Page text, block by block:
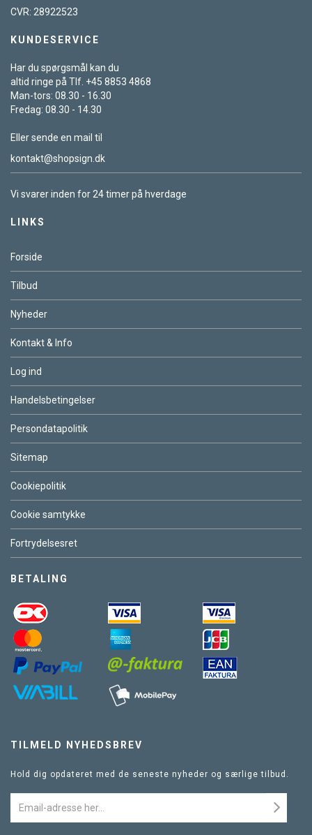
CVR: 28922523
KUNDESERVICE
Har du spørgsmål kan du
altid ringe på Tlf. +45 8853 4868
Man-tors: 08.30 - 16.30
Fredag: 08.30 - 14.30
Eller sende en mail til
kontakt@shopsign.dk
Vi svarer inden for 24 timer på hverdage
LINKS
Forside
Tilbud
Nyheder
Kontakt & Info
Log ind
Handelsbetingelser
Persondatapolitik
Sitemap
Cookiepolitik
Cookie samtykke
Fortrydelsesret
BETALING
TILMELD NYHEDSBREV
Hold dig opdateret med de seneste nyheder og særlige tilbud.